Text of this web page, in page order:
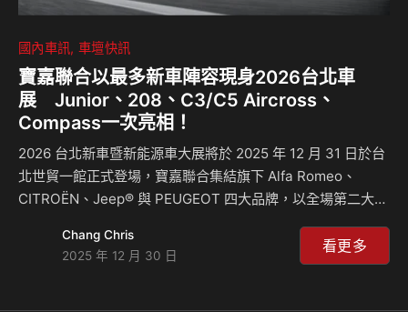
國內車訊 車壇快訊
寶嘉聯合以最多新車陣容現身2026台北車
展 Junior、208、C3/C5 Aircross、
Compass一次亮相！
2026 台北新車暨新能源車大展將於 2025 年 12 月 31 日於台
北世貿一館正式登場，寶嘉聯合集結旗下 Alfa Romeo、
CITROËN、Jeep® 與 PEUGEOT 四大品牌，以全場第二大展
數量最多」、「全新車款數量最多」的多品牌車款陣容，勢必
將成為本屆車展中最熱門的展區之一，也正式揭示寶嘉聯合
Chang Chris
2025 年 12 月 30 日
看更多